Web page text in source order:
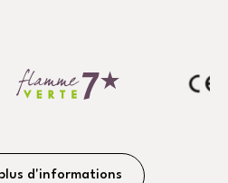
d'informations